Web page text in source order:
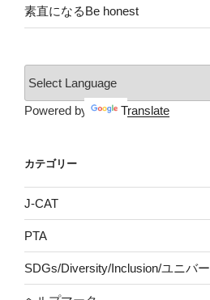
素直になるBe honest
Powered by Translate
カテゴリー
J-CAT
PTA
SDGs/Diversity/Inclusion/ユニバ